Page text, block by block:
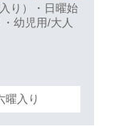
り）・日曜始
幼児用/大人
曜入り